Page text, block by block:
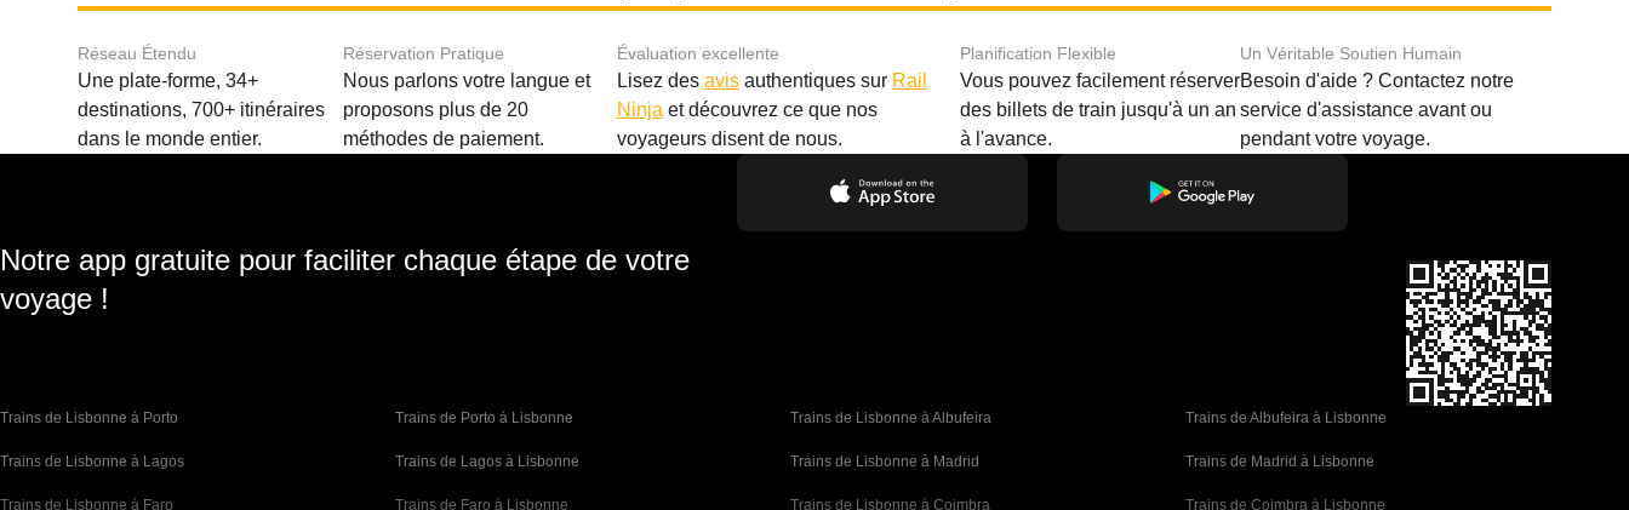
Réseau Étendu
Une plate-forme, 34+
destinations, 700+ itinéraires
dans le monde entier.
Réservation Pratique
Nous parlons votre langue et
proposons plus de 20
méthodes de paiement.
Évaluation excellente
Lisez des avisauthentiques sur Rail
Ninja et découvrez ce que nos
voyageurs disent de nous.
Planification Flexible
Vous pouvez facilement réserver
des billets de train jusqu'à un an
à l'avance.
Un Véritable Soutien Humain
Besoin d'aide ? Contactez notre
service d'assistance avant ou
pendant votre voyage.
Notre app gratuite pour faciliter chaque étape de votre
voyage !
Trains de Lisbonne à Porto Trains de Porto à Lisbonne Trains de Lisbonne à Albufeira Trains de Albufeira à Lisbonne
Trains de Lisbonne à Lagos Trains de Lagos à Lisbonne Trains de Lisbonne à Madrid Trains de Madrid à Lisbonne
Trains de Lisbonne à Faro Trains de Faro à Lisbonne Trains de Lisbonne à Coimbra Trains de Coimbra à Lisbonne